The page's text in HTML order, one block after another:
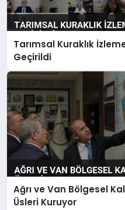
Tarımsal Kuraklık
Geçirildi
Ağrı ve Van Bölgesel
Üsleri Kuruyor